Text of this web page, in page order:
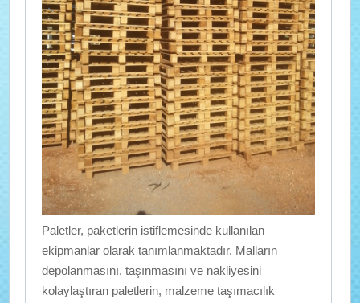
Paletler, paketlerin istiflemesinde kullanılan
ekipmanlar olarak tanımlanmaktadır. Malların
depolanmasını, taşınmasını ve nakliyesini
kolaylaştıran paletlerin, malzeme taşımacılık